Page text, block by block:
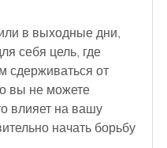
в выходные дни,
себя цель, где
сдерживаться от
вы не можете
влияет на вашу
начать борьбу